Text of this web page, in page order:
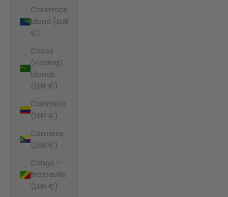
Christmas
Island (EUR
€)
Cocos
(Keeling)
Islands
(EUR €)
Colombia
(EUR €)
Comoros
(EUR €)
Congo -
Brazzaville
(EUR €)